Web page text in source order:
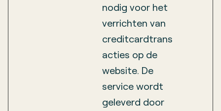
nodig voor het
verrichten van
creditcardtrans
acties op de
website. De
service wordt
geleverd door